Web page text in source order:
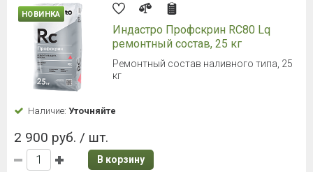
НОВИНКА
Индастро Профскрин RC80 Lq
ремонтный состав, 25 кг
Ремонтный состав наливного типа, 25
кг
Наличие: Уточняйте
2 900 руб. / шт.
В корзину